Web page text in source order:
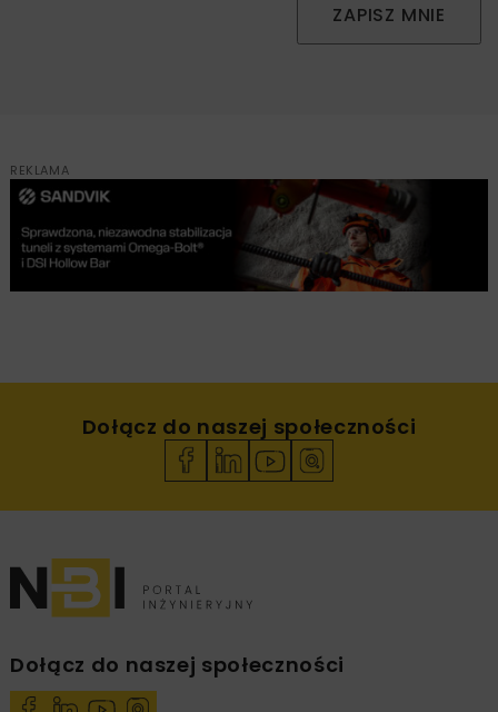
ZAPISZ MNIE
REKLAMA
Dołącz do naszej społeczności
Dołącz do naszej społeczności